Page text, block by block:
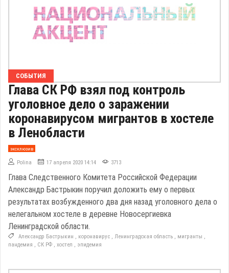
СОБЫТИЯ
Глава СК РФ взял под контроль
уголовное дело о заражении
коронавирусом мигрантов в хостеле
в Ленобласти
эксклюзив
Polina 17 апреля 2020 14:14 3713
Глава Следственного Комитета Российской Федерации
Александр Бастрыкин поручил доложить ему о первых
результатах возбужденного два дня назад уголовного дела о
нелегальном хостеле в деревне Новосергиевка
Ленинградской области.
Александр Бастрыкин , коронавирус , Ленинградская область , мигранты ,
пандемия , СК РФ , хостел , эпидемия